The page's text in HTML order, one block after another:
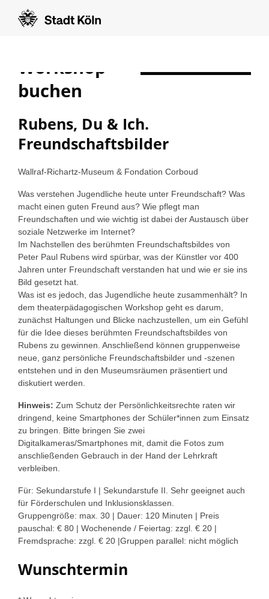
Workshop
buchen
Rubens, Du & Ich.
Freundschaftsbilder
Wallraf-Richartz-Museum & Fondation Corboud
Was verstehen Jugendliche heute unter Freundschaft? Was
macht einen guten Freund aus? Wie pflegt man
Freundschaften und wie wichtig ist dabei der Austausch über
soziale Netzwerke im Internet?
Im Nachstellen des berühmten Freundschaftsbildes von
Peter Paul Rubens wird spürbar, was der Künstler vor 400
Jahren unter Freundschaft verstanden hat und wie er sie ins
Bild gesetzt hat.
Was ist es jedoch, das Jugendliche heute zusammenhält? In
dem theaterpädagogischen Workshop geht es darum,
zunächst Haltungen und Blicke nachzustellen, um ein Gefühl
für die Idee dieses berühmten Freundschaftsbildes von
Rubens zu gewinnen. Anschließend können gruppenweise
neue, ganz persönliche Freundschaftsbilder und -szenen
entstehen und in den Museumsräumen präsentiert und
diskutiert werden.
Hinweis: Zum Schutz der Persönlichkeitsrechte raten wir
dringend, keine Smartphones der Schüler*innen zum Einsatz
zu bringen. Bitte bringen Sie zwei
Digitalkameras/Smartphones mit, damit die Fotos zum
anschließenden Gebrauch in der Hand der Lehrkraft
verbleiben.
Für: Sekundarstufe I | Sekundarstufe II. Sehr geeignet auch
für Förderschulen und Inklusionsklassen.
Gruppengröße: max. 30 | Dauer: 120 Minuten | Preis
pauschal: € 80 | Wochenende / Feiertag: zzgl. € 20 |
Fremdsprache: zzgl. € 20 |Gruppen parallel: nicht möglich
Wunschtermin